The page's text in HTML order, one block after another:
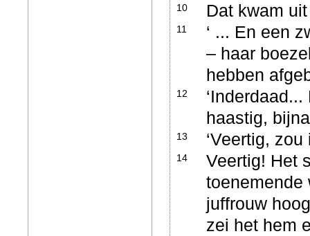
10 Dat kwam
11
‘ ... En een
– haar
hebben
12
haastig,
13 ‘Veertig,
14
Veertig! Het
toenemende
juffrouw
zei het hem